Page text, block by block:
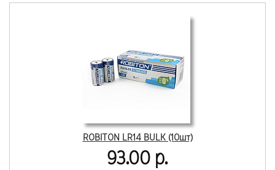
ROBITON LR14 BULK (10шт)
93.00 р.